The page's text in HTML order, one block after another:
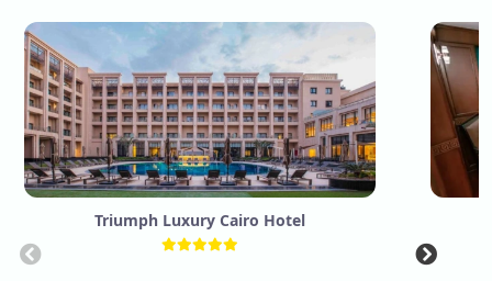
Triumph Luxury Cairo Hotel